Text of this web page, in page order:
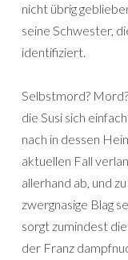
nicht übrig
seine Schwester,
identifiziert.
Selbstmord?
die Susi sich
nach in dessen
aktuellen Fall
allerhand ab, und
zwergnasige Blag
sorgt zumindest
der Franz